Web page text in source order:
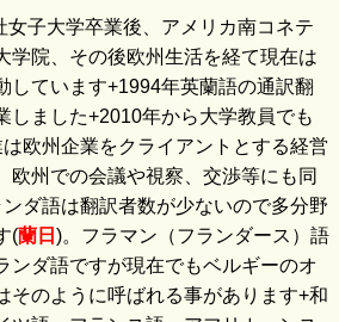
女子大学卒業後、アメリカ南コネテ
学院、その後欧州生活を経て現在は
しています+1994年英蘭語の通訳翻
しました+2010年から大学教員でも
欧州企業をクライアントとする経営
欧州での会議や視察、交渉等にも同
ダ語は翻訳者数が少ないので多分野
(蘭日 )。フラマン（フランダース）語
ンダ語ですが現在でもベルギーのオ
そのように呼ばれる事があります+和